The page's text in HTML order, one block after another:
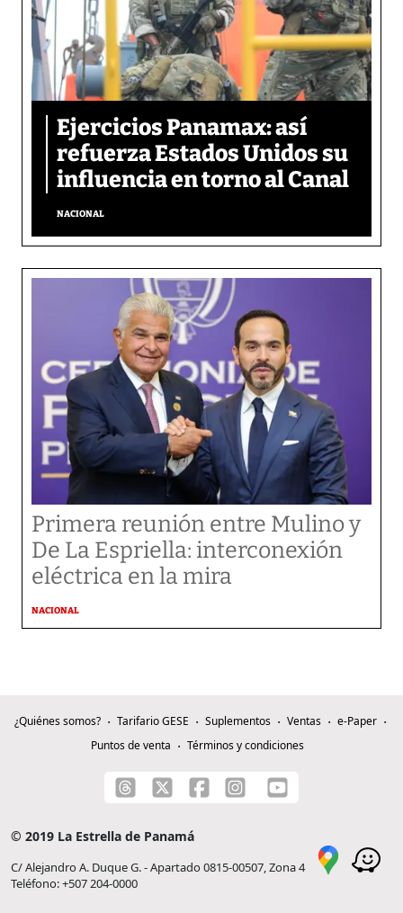
Ejercicios Panamax: así
refuerza Estados Unidos su
influencia en torno al Canal
NACIONAL
Primera reunión entre Mulino y
De La Espriella: interconexión
eléctrica en la mira
NACIONAL
¿Quiénes somos? Tarifario GESE Suplementos Ventas
e-Paper
Puntos de venta
Términos y condiciones
© 2019 La Estrella de Panamá
C/ Alejandro A. Duque G. - Apartado 0815-00507, Zona 4
Teléfono: +507 204-0000